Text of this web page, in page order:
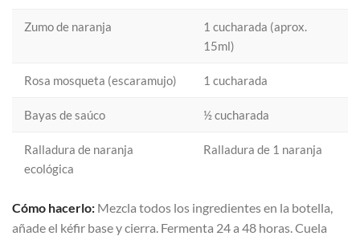
Zumo de naranja
1 cucharada (aprox.
15ml)
Rosa mosqueta (escaramujo) 1 cucharada
Bayas de saúco ½ cucharada
Ralladura de naranja
ecológica
Ralladura de 1 naranja
Cómo hacerlo: Mezcla todos los ingredientes en la botella,
añade el kéfir base y cierra. Fermenta 24 a 48 horas. Cuela